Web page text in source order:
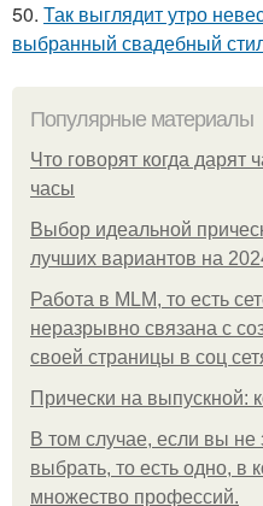
50. Так выглядит утро
выбранный свадебный
Популярные материалы
Что говорят когда дарят
часы
Выбор идеальной
лучших вариантов на
Работа в MLM, то есть
неразрывно связана с
своей страницы в соц
Прически на выпускной:
В том случае, если вы не
выбрать, то есть одно, в
множество профессий.